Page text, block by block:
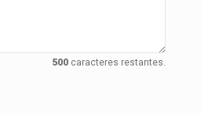
500 caracteres restantes.